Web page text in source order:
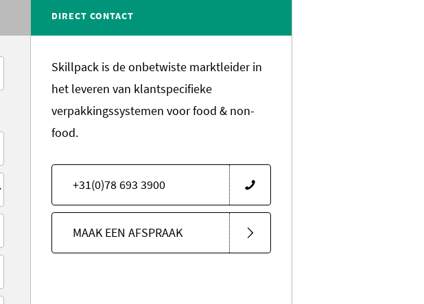
DIRECT CONTACT
Skillpack is de onbetwiste marktleider in
het leveren van klantspecifieke
verpakkingssystemen voor food & non-
food.
+31(0)78 693 3900
MAAK EEN AFSPRAAK